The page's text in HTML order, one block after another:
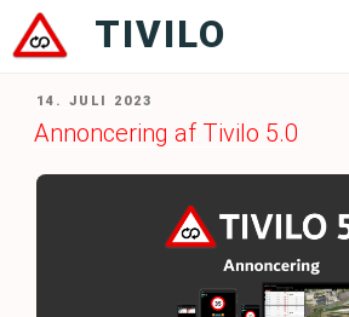
Videre
TIVILO
UDGIVET
DEN
14. JULI 2023
Annoncering af Tivilo 5.0